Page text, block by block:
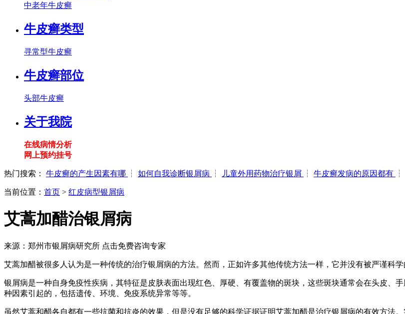
中老年牛皮癣
牛皮癣类型
寻常型牛皮癣
牛皮癣部位
头部牛皮癣
关于我院
在线病情分析
网上预约挂号
热门搜索： 牛皮癣的产生因素有哪 ┆ 如何自我诊断银屑病 ┆ 儿童外用药物治疗银屑 ┆ 牛皮癣发病的原因都有 ┆
当前位置： 首页 > 红皮病型银屑病
艾蒿加醋治银屑病
来源：郑州市银屑病研究所 点击免费咨询专家
艾蒿加醋被很多人认为是一种传统的治疗银屑病的方法。然而，正如许多其他传统方法一样，它并没有被严谨科学
银屑病是一种自身免疫性疾病，其特征是皮肤表面出现红色、厚硬、有覆盖物的斑块，这些斑块通常会在头皮、
种因素引起的，包括遗传、环境、免疫系统异常等等。
虽然艾蒿和醋各自都有一些抗菌和抗炎的效果，但是没有足够的科学证据证明艾蒿加醋是治疗银屑病的有效方法